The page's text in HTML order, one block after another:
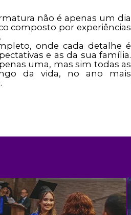
não é apenas um dia
composto por experiências
onde cada detalhe é
e as da sua família.
uma, mas sim todas as
da vida, no ano mais